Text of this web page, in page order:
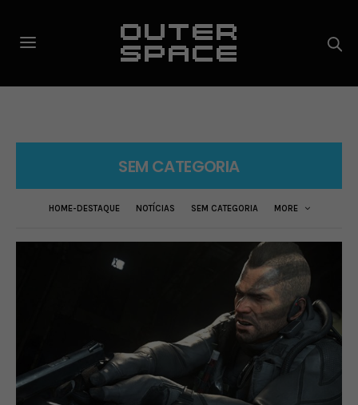
SEM CATEGORIA
HOME-DESTAQUE NOTÍCIAS SEM CATEGORIA MORE